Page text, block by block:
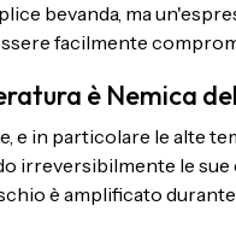
bevanda, ma
facilmente
è Nemica
e in particolare le alte
irreversibilmente le
è amplificato